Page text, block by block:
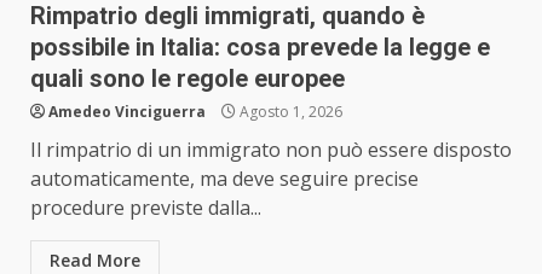
Rimpatrio degli immigrati, quando è
possibile in Italia: cosa prevede la legge e
quali sono le regole europee
Amedeo Vinciguerra Agosto 1, 2026
Il rimpatrio di un immigrato non può essere disposto
automaticamente, ma deve seguire precise
procedure previste dalla...
Read More